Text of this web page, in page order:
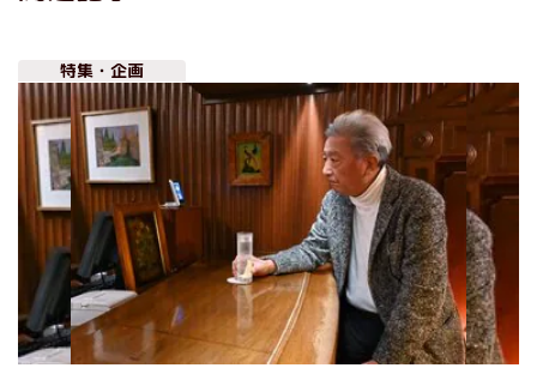
特集・企画